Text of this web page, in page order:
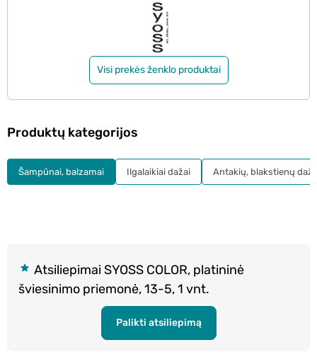
Visi prekės ženklo produktai
Atsiliepimai SYOSS COLOR, platininė
šviesinimo priemonė, 13-5, 1 vnt.
Palikti atsiliepimą
Produktų kategorijos
Šampūnai, balzamai Ilgalaikiai dažai Antakių, blakstienų